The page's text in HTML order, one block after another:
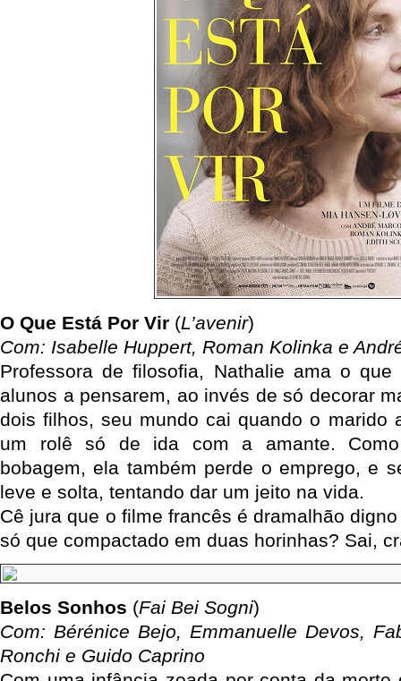
O Que Está Por Vir (L’avenir)
Com: Isabelle Huppert, Roman Kolinka e
Professora de filosofia, Nathalie ama o
alunos a pensarem, ao invés de só decorar
dois filhos, seu mundo cai quando o marido
um rolê só de ida com a amante.
bobagem, ela também perde o emprego, e
leve e solta, tentando dar um jeito na vida.
Cê jura que o filme francês é dramalhão
só que compactado em duas horinhas? Sai,
Belos Sonhos (Fai Bei Sogni)
Com: Bérénice Bejo, Emmanuelle Devos,
Ronchi e Guido Caprino